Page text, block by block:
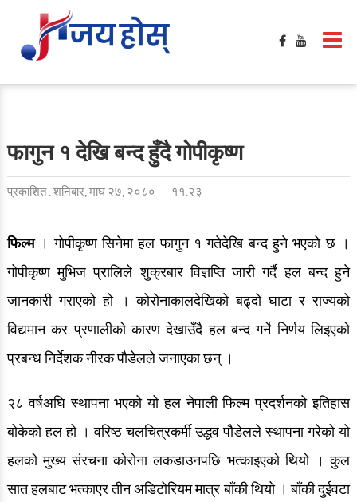
फागुन १ देखि बन्द हुँदै गोपीकृष्ण
प्रकाशित : शनिबार, माघ २७, २०८० ११:२३
फिल्म। गोपीकृष्ण सिनेमा हल फागुन १ गतेदेखि बन्द हुने भएको छ ।
गोपीकृष्ण मुभिज प्रालिले शुक्रबार विज्ञप्ति जारी गर्दै हल बन्द हुने
जानकारी गराएको हो । कोरोनाकालदेखिको बढ्दो घाटा र राज्यको
विद्यमान कर प्रणालीको कारण देखाउँदै हल बन्द गर्ने निर्णय लिइएको
प्रबन्ध निर्देशक नीरक पौडेलले जनाएका छन् ।
२८ वर्षअघि स्थापना भएको यो हल नेपाली फिल्म प्रदर्शनको इतिहास
बोकेको हल हो । वरिष्ठ चलचित्रकर्मी उद्धव पौडेलले स्थापना गरेको यो
हलको मुख्य संरचना कोरोना लकडाउनपछि भत्काइएको थियो । कुल
सात हलबाट भत्काएर तीन अडिटोरियम मात्र बाँकी थियो । बाँकी दुईवटा